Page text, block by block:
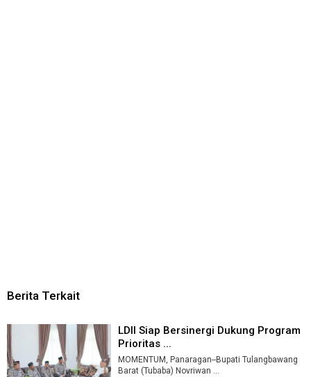
Berita Terkait
LDII Siap Bersinergi Dukung Program
Prioritas ...
MOMENTUM, Panaragan--Bupati Tulangbawang
Barat (Tubaba) Novriwan ...